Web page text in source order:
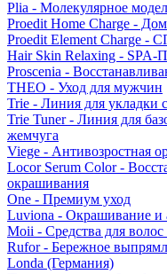
Plia - Молекулярное
Proedit Home Charge -
Proedit Element Charge -
Hair Skin Relaxing - SPA-
Proscenia -
THEO - Уход для мужчин
Trie - Линия для укладки
Trie Tuner - Линия для
жемчуга
Viege - Антивозростная
Locor Serum Color -
окрашивания
One - Премиум уход
Luviona - Окрашивание и
Moii - Средства для
Rufor - Бережное
Londa (Германия)